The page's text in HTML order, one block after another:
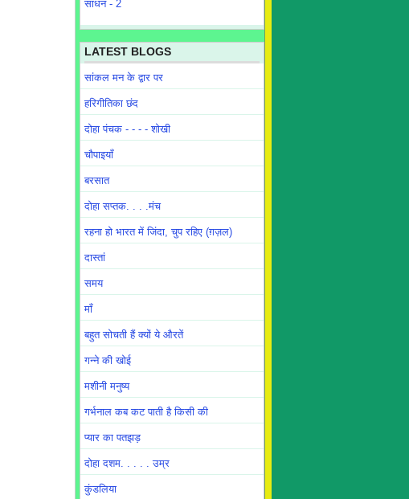
साधन - 2
LATEST BLOGS
सांकल मन के द्वार पर
हरिगीतिका छंद
दोहा पंचक - - - - शोखी
चौपाइयाँ
बरसात
दोहा सप्तक. . . .मंच
रहना हो भारत में जिंदा, चुप रहिए (ग़ज़ल)
दास्तां
समय
माँ
बहुत सोचती हैं क्यों ये औरतें
गन्ने की खोई
मशीनी मनुष्य
गर्भनाल कब कट पाती है किसी की
प्यार का पतझड़
दोहा दशम. . . . . उम्र
कुंडलिया